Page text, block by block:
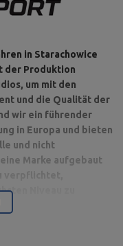
in Starachowice
der Produktion
um mit den
und die Qualität der
wir ein führender
in Europa und bieten
und nicht
Marke aufgebaut
Niveau zu